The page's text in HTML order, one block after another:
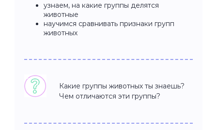
узнаем, на какие группы делятся
животные
научимся сравнивать признаки групп
животных
Какие группы животных ты знаешь?
Чем отличаются эти группы?